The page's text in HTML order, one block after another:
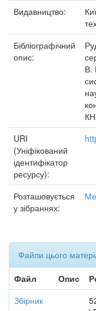
Видавництво:
Бібліографічний
опис:
В.
URI
(Уніфікований
ідентифікатор
ресурсу):
Розташовується
у зібраннях:
Файли цього
Файл
Опис
Збірник